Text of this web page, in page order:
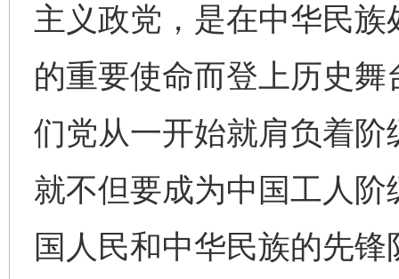
主义政党，是在中华民
的重要使命而登上历史
们党从一开始就肩负着
就不但要成为中国工人
国人民和中华民族的先